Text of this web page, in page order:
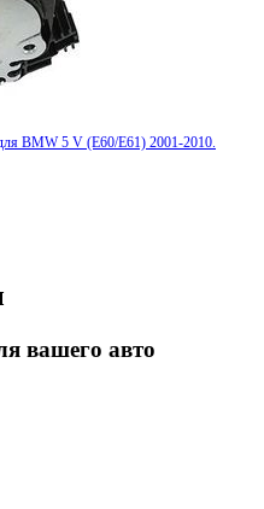
BMW 5 V (E60/E61) 2001-2010.
вашего авто